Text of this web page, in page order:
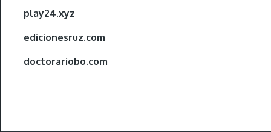
play24.xyz
edicionesruz.com
doctorariobo.com